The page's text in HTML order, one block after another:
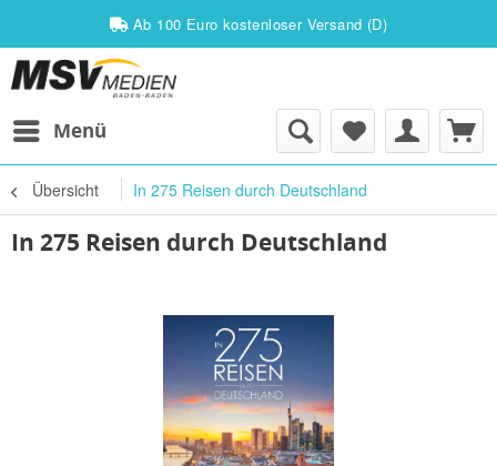
Ab 100 Euro kostenloser Versand (D)
Menü
Übersicht In 275 Reisen durch Deutschland
In 275 Reisen durch Deutschland